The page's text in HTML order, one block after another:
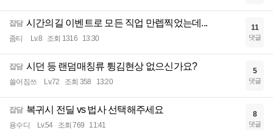
잡담 시간의길 이벤트로 모든 직업 만렙찍었는데...
좀티 Lv.8 조회 1316 13:30
11
댓글
잡담 시던 등 랜덤매칭류 튕김현상 없으신가요?
쓸어짐쓰 Lv.72 조회 358 13:20
5
댓글
잡담 복귀시 전딜 vs 법사 선택해주세요
용수디 Lv.54 조회 769 11:41
8
댓글